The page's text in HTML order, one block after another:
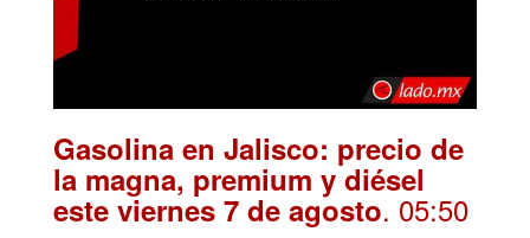
Gasolina en Jalisco: precio de
la magna, premium y diésel
este viernes 7 de agosto. 05:50